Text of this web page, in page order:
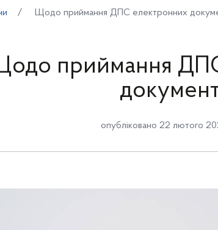
Щодо приймання ДПС електронних
приймання
опубліковано 22 лютого